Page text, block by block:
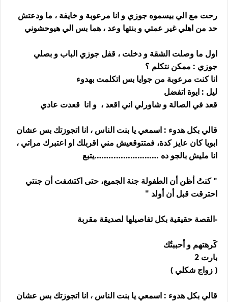
رحت مع الي بيسموه جوزي و انا مرعوبة و خايفة ، ما ودعتش
حد من اهلي غير عمتي و بنتها وعد ، هما بس الي هيوحشوني
اول ما وصلت الشقة و دخلت ، قفل جوزي الباب و بصلي
جوزي : ممكن نتكلم ؟
انا كنت مرعوبة من جوايا بس اتكلمت بهدوء
ليل : ايوة اتفضل
قعد في الصالة و شاورلي اني اقعد ، و انا قعدت عادي
قالي بكل هدوء : اسمعي يا بنت الناس ، انا اتجوزتك بس عشان
ابويا كان عايز كدة، فمتتوقعيش مني اقربلك او اعتبرك مراتي ،
انا مليش بالجو ده ………………..…….يتبع
" كنتُ أظن أن الطفولة جنة الجميع، حتى اكتشفت أن جنتي
احترقت قبل أن أولد "
-القصة حقيقية بكل تفاصيلها لصديقة مقربة
كَرهتهم و أحببتُك
بارت 2
( زواج شكلي )
قالي بكل هدوء : اسمعي يا بنت الناس ، انا اتجوزتك بس عشان